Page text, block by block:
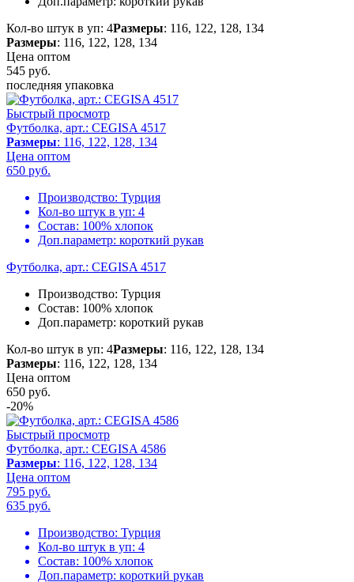
Кол-во штук в уп: 4Размеры: 116, 122, 128, 134
Размеры: 116, 122, 128, 134
Цена оптом
545 руб.
последняя упаковка
Быстрый просмотр
Футболка, арт.: CEGISA 4517
Размеры: 116, 122, 128, 134
Цена оптом
650 руб.
Производство: Турция
Кол-во штук в уп: 4
Состав: 100% хлопок
Доп.параметр: короткий рукав
Футболка, арт.: CEGISA 4517
Производство: Турция
Состав: 100% хлопок
Доп.параметр: короткий рукав
Кол-во штук в уп: 4Размеры: 116, 122, 128, 134
Размеры: 116, 122, 128, 134
Цена оптом
650 руб.
-20%
Быстрый просмотр
Футболка, арт.: CEGISA 4586
Размеры: 116, 122, 128, 134
Цена оптом
795 руб.
635 руб.
Производство: Турция
Кол-во штук в уп: 4
Состав: 100% хлопок
Доп.параметр: короткий рукав